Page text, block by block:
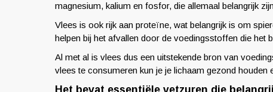
magnesium, kalium en fosfor, die allemaal belangrijk
Vlees is ook rijk aan proteïne, wat belangrijk is om
helpen bij het afvallen door de voedingsstoffen die het
Al met al is vlees dus een uitstekende bron van
vlees te consumeren kun je je lichaam gezond
Het bevat essentiële vetzuren die